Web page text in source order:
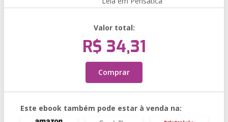
Valor total:
R$ 34,31
Comprar
Este ebook também pode estar à venda na: